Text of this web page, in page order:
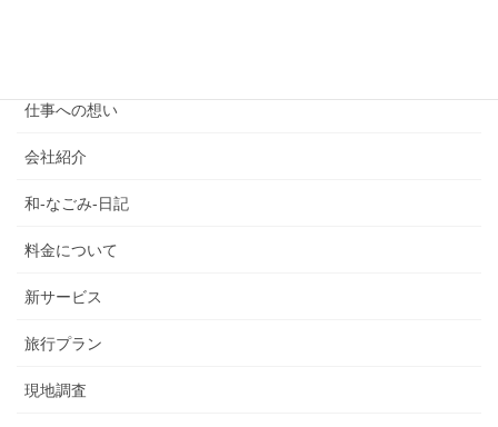
仕事への想い
会社紹介
和-なごみ-日記
料金について
新サービス
旅行プラン
現地調査